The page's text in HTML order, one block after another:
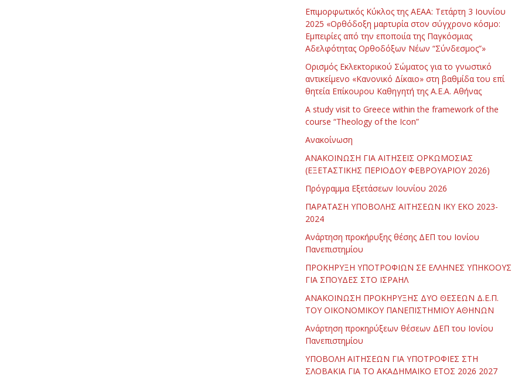
Επιμορφωτικός Κύκλος της ΑΕΑΑ: Τετάρτη 3 Ιουνίου
2025 «Ορθόδοξη μαρτυρία στον σύγχρονο κόσμο:
Εμπειρίες από την εποποιία της Παγκόσμιας
Αδελφότητας Ορθοδόξων Νέων “Σύνδεσμος”»
Ορισμός Εκλεκτορικού Σώματος για το γνωστικό
αντικείμενο «Κανονικό Δίκαιο» στη βαθμίδα του επί
θητεία Επίκουρου Καθηγητή της Α.Ε.Α. Αθήνας
Α study visit to Greece within the framework of the
course “Theology of the Icon”
Ανακοίνωση
ΑΝΑΚΟΙΝΩΣΗ ΓΙΑ ΑΙΤΗΣΕΙΣ ΟΡΚΩΜΟΣΙΑΣ
(ΕΞΕΤΑΣΤΙΚΗΣ ΠΕΡΙΟΔΟΥ ΦΕΒΡΟΥΑΡΙΟΥ 2026)
Πρόγραμμα Εξετάσεων Ιουνίου 2026
ΠΑΡΑΤΑΣΗ ΥΠΟΒΟΛΗΣ ΑΙΤΗΣΕΩΝ ΙΚΥ ΕΚΟ 2023-
2024
Ανάρτηση προκήρυξης θέσης ΔΕΠ του Ιονίου
Πανεπιστημίου
ΠΡΟΚΗΡΥΞΗ ΥΠΟΤΡΟΦΙΩΝ ΣΕ ΕΛΛΗΝΕΣ ΥΠΗΚΟΟΥΣ
ΓΙΑ ΣΠΟΥΔΕΣ ΣΤΟ ΙΣΡΑΗΛ
ΑΝΑΚΟΙΝΩΣΗ ΠΡΟΚΗΡΥΞΗΣ ΔΥΟ ΘΕΣΕΩΝ Δ.Ε.Π.
ΤΟΥ ΟΙΚΟΝΟΜΙΚΟΥ ΠΑΝΕΠΙΣΤΗΜΙΟΥ ΑΘΗΝΩΝ
Ανάρτηση προκηρύξεων θέσεων ΔΕΠ του Ιονίου
Πανεπιστημίου
ΥΠΟΒΟΛΗ ΑΙΤΗΣΕΩΝ ΓΙΑ ΥΠΟΤΡΟΦΙΕΣ ΣΤΗ
ΣΛΟΒΑΚΙΑ ΓΙΑ ΤΟ ΑΚΑΔΗΜΑΪΚΟ ΕΤΟΣ 2026 2027